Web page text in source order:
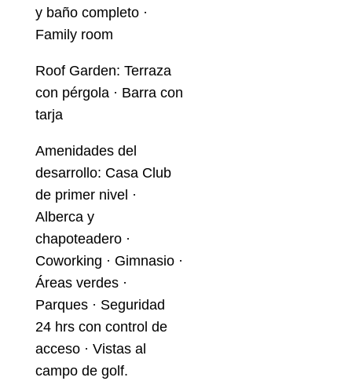
y baño completo ·
Family room
Roof Garden: Terraza
con pérgola · Barra con
tarja
Amenidades del
desarrollo: Casa Club
de primer nivel ·
Alberca y
chapoteadero ·
Coworking · Gimnasio ·
Áreas verdes ·
Parques · Seguridad
24 hrs con control de
acceso · Vistas al
campo de golf.